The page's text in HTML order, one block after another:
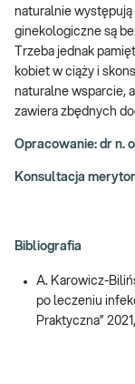
naturalnie występują
ginekologiczne są
Trzeba jednak
kobiet w ciąży i
naturalne wsparcie,
zawiera zbędnych
Opracowanie: dr n.
Konsultacja
Bibliografia
A. Karowicz-
po leczeniu
Praktyczna”